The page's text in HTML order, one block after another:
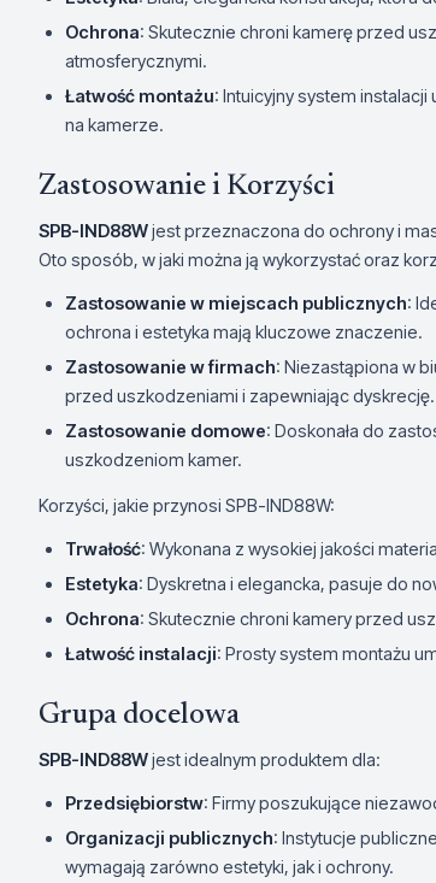
Ochrona: Skutecznie chroni kamerę przed
atmosferycznymi.
Łatwość montażu: Intuicyjny system
na kamerze.
Zastosowanie i Korzyści
SPB-IND88Wjest przeznaczona do ochrony i
Oto sposób, w jaki można ją wykorzystać oraz
Zastosowanie w miejscach publicznych:
ochrona i estetyka mają kluczowe znaczenie.
Zastosowanie w firmach: Niezastąpiona w
przed uszkodzeniami i zapewniając dyskrecję.
Zastosowanie domowe: Doskonała do
uszkodzeniom kamer.
Korzyści, jakie przynosi SPB-IND88W:
Trwałość: Wykonana z wysokiej jakości
Estetyka: Dyskretna i elegancka, pasuje do
Ochrona: Skutecznie chroni kamery przed
Łatwość instalacji: Prosty system montażu
Grupa docelowa
SPB-IND88Wjest idealnym produktem dla:
Przedsiębiorstw: Firmy poszukujące
Organizacji publicznych: Instytucje
wymagają zarówno estetyki, jak i ochrony.